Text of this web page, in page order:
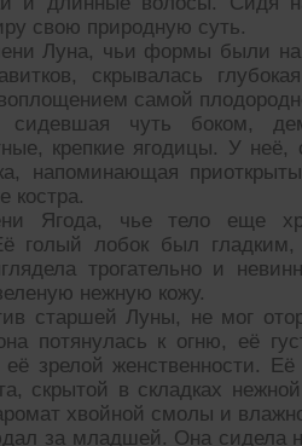
свою природную суть.
Луна, чьи формы были
скрывалась
самой
чуть боком,
крепкие ягодицы. У неё,
напоминающая
костра.
Ягода, чье тело еще
голый лобок был
трогательно и
нежную кожу.
старшей Луны, не мог
потянулась к огню, её
зрелой женственности.
скрытой в складках
хвойной смолы и
за младшей. Она сидела